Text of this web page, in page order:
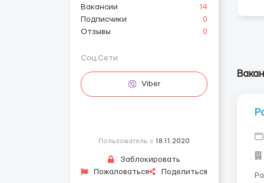
Вакансии
14
Подписчики
0
Отзывы
0
Соц.Сети
Viber
Пользователь с 18.11.2020
Заблокировать
Пожаловаться
Поделиться